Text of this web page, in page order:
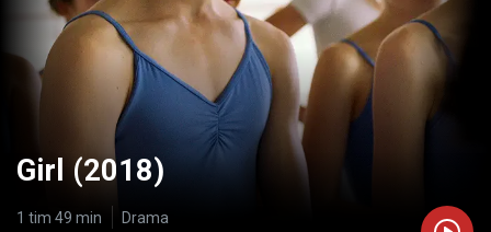
Girl (2018)
1 tim 49 min Drama